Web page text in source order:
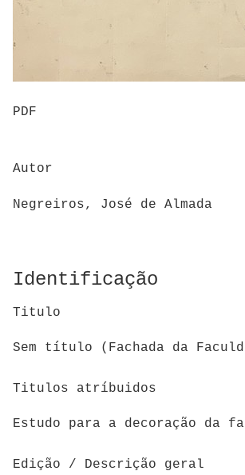
PDF
Autor
Negreiros, José de Almada
Identificação
Titulo
Sem título (Fachada da
Titulos atríbuidos
Estudo para a decoração da
Edição / Descrição geral